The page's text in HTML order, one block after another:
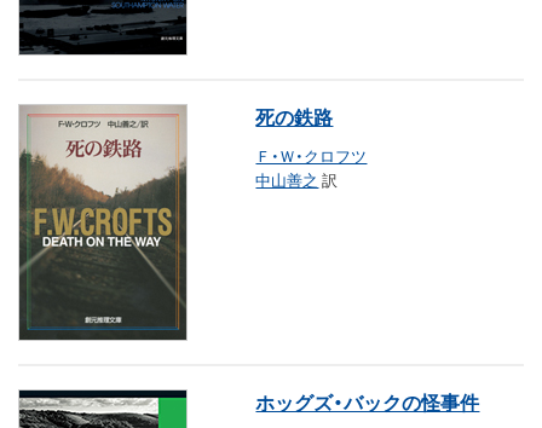
死の鉄路
Ｆ・Ｗ・クロフツ
中山善之 訳
ホッグズ・バックの怪事件